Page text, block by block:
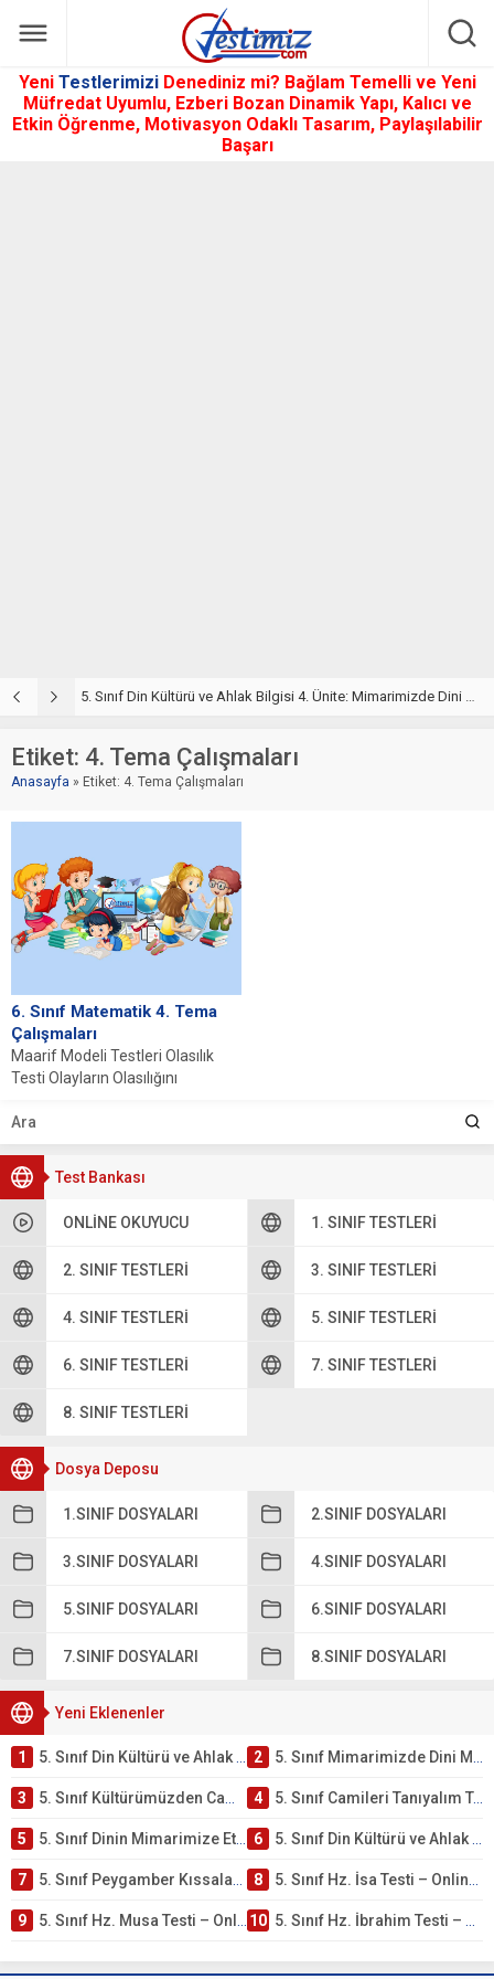
Yeni Testlerimizi Denediniz mi? Bağlam Temelli ve Yeni
Müfredat Uyumlu, Ezberi Bozan Dinamik Yapı, Kalıcı ve
Etkin Öğrenme, Motivasyon Odaklı Tasarım, Paylaşılabilir
Başarı
5. Sınıf Mimarimizde Dini Motifler Ünite Testi – Online Çöz
Test Bankası
ONLINE OKUYUCU 1. SINIF TESTLERI
2. SINIF TESTLERI 3. SINIF TESTLERI
4. SINIF TESTLERI 5. SINIF TESTLERI
6. SINIF TESTLERI 7. SINIF TESTLERI
8. SINIF TESTLERI
Dosya Deposu
1.SINIF DOSYALARI 2.SINIF DOSYALARI
3.SINIF DOSYALARI 4.SINIF DOSYALARI
5.SINIF DOSYALARI 6.SINIF DOSYALARI
7.SINIF DOSYALARI 8.SINIF DOSYALARI
Yeni Eklenenler
1 5. Sınıf Din Kültürü ve Ahlak Bilgisi 4. Ünite: Mimarimizde Dini Motifler Çalışmaları 2 5. Sınıf Mimarimizde Dini Motifler Ünite Testi – Online Çöz
3 5. Sınıf Kültürümüzden Cami Örnekleri Testi – Online Çöz 4 5. Sınıf Camileri Tanıyalım Testi – Online Çöz
5 5. Sınıf Dinin Mimarimize Etkisi Testi – Online Çöz 6 5. Sınıf Din Kültürü ve Ahlak Bilgisi 4. Ünite: Peygamber Kıssaları Çalışmaları
7 5. Sınıf Peygamber Kıssaları Ünite Testi – Online Çöz 8 5. Sınıf Hz. İsa Testi – Online Çöz
9 5. Sınıf Hz. Musa Testi – Online Çöz 10 5. Sınıf Hz. İbrahim Testi – Online Çöz
Etiket: 4. Tema Çalışmaları
Anasayfa » Etiket: 4. Tema Çalışmaları
6. Sınıf Matematik 4. Tema
Çalışmaları
Maarif Modeli Testleri Olasılık
Testi Olayların Olasılığını
Testi Veriden Olasılığa Testi...